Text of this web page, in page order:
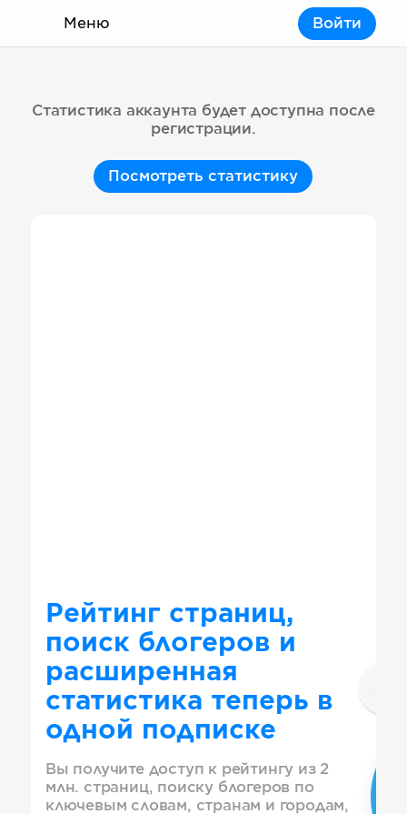
Меню Войти
Статистика аккаунта будет доступна после
регистрации.
Посмотреть статистику
Рейтинг страниц,
поиск блогеров и
расширенная
статистика теперь в
одной подписке
Вы получите доступ к рейтингу из 2
млн. страниц, поиску блогеров по
ключевым словам, странам и городам,